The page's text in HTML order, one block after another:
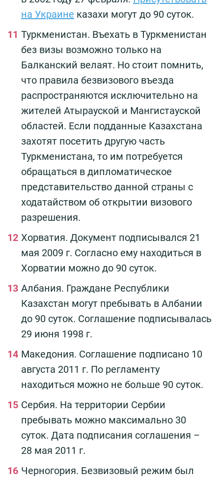
на Украине казахи могут до 90 суток.
Туркменистан. Въехать в Туркменистан
без визы возможно только на
Балканский велаят. Но стоит помнить,
что правила безвизового въезда
распространяются исключительно на
жителей Атырауской и Мангистауской
областей. Если подданные Казахстана
захотят посетить другую часть
Туркменистана, то им потребуется
обращаться в дипломатическое
представительство данной страны с
ходатайством об открытии визового
разрешения.
Хорватия. Документ подписывался 21
мая 2009 г. Согласно ему находиться в
Хорватии можно до 90 суток.
Албания. Граждане Республики
Казахстан могут пребывать в Албании
до 90 суток. Соглашение подписывалась
29 июня 1998 г.
Македония. Соглашение подписано 10
августа 2011 г. По регламенту
находиться можно не больше 90 суток.
Сербия. На территории Сербии
пребывать можно максимально 30
суток. Дата подписания соглашения –
28 мая 2011 г.
Черногория. Безвизовый режим был